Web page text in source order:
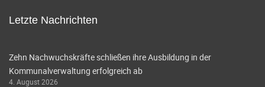
Letzte Nachrichten
Zehn Nachwuchskräfte schließen ihre Ausbildung in der
Kommunalverwaltung erfolgreich ab
4. August 2026